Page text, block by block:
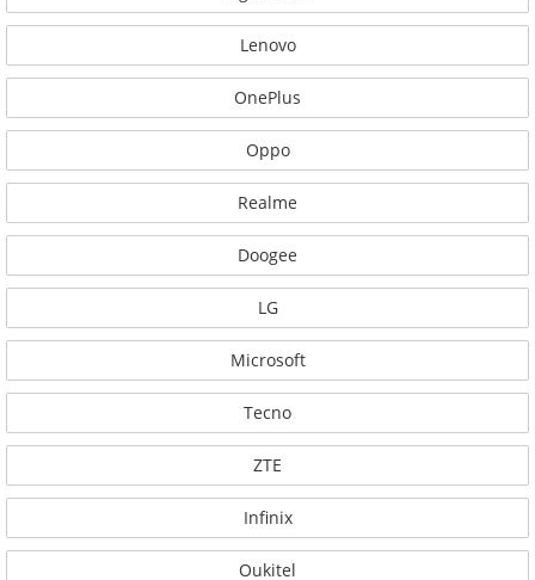
Lenovo
OnePlus
Oppo
Realme
Doogee
LG
Microsoft
Tecno
ZTE
Infinix
Oukitel